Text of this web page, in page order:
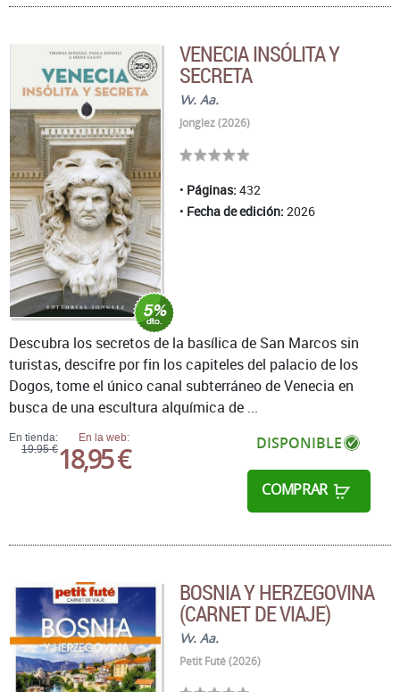
VENECIA INSÓLITA Y
SECRETA
Vv. Aa.
Jonglez (2026)
Páginas: 432
Fecha de edición: 2026
En tienda:
19,95 €
En la web:
18,95 € DISPONIBLE
COMPRAR
Descubra los secretos de la basílica de San Marcos sin
turistas, descifre por fin los capiteles del palacio de los
Dogos, tome el único canal subterráneo de Venecia en
busca de una escultura alquímica de ...
BOSNIA Y HERZEGOVINA
(CARNET DE VIAJE)
Vv. Aa.
Petit Futé (2026)